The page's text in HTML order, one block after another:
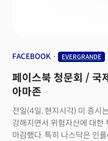
WSJ에 따르면 부동산을 포
차지한다. 이는 일반적으로
지난주 중국의 3분기 GDP
FACEBOOK EVERGRANDE
페이스북 청문회 / 국
아마존
전일(4일, 현지시각) 미 증시
강해지면서 위험자산에 대한
마감했다. 특히 나스닥은 인